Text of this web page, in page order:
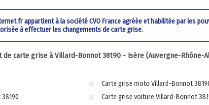
appartient à la société CVO France agréée et habilitée par les
à effectuer les changements de carte grise.
de carte grise à Villard-Bonnot 38190 - Isère (Auvergne-Rhône-
Carte grise moto Villard-Bonnot
Carte grise voiture Villard-Bonnot